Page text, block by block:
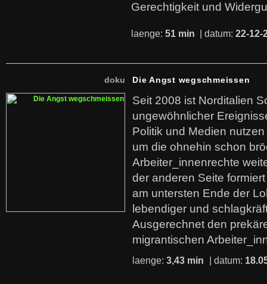
Gerechtigkeit und
laenge: 51 min | datum: 22-12-
doku Die Angst wegschmeissen
Seit 2008 ist Norditalien
ungewöhnlicher
Politik und Medien
um die ohnehin schon
Arbeiter_innenrechte
der anderen Seite
am untersten Ende der
lebendiger und
Ausgerechnet den
migrantischen
laenge: 3,43 min | datum: